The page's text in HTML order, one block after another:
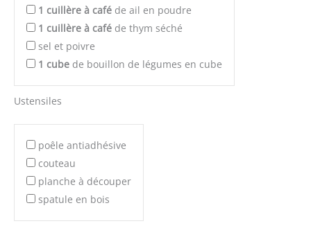
1 cuillère à café de ail en poudre
1 cuillère à café de thym séché
sel et poivre
1 cube de bouillon de légumes en cube
Ustensiles
poêle antiadhésive
couteau
planche à découper
spatule en bois